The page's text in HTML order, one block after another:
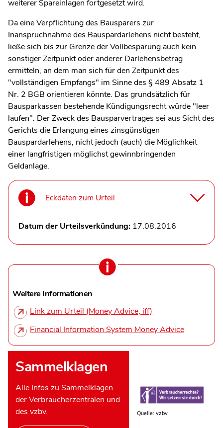
weiterer Spareinlagen fortgesetzt wird.
Da eine Verpflichtung des Bausparers zur
Inanspruchnahme des Bauspardarlehens nicht besteht,
ließe sich bis zur Grenze der Vollbesparung auch kein
sonstiger Zeitpunkt oder anderer Darlehensbetrag
ermitteln, an dem man sich für den Zeitpunkt des
"vollständigen Empfangs" im Sinne des § 489 Absatz 1
Nr. 2 BGB orientieren könnte. Das grundsätzlich für
Bausparkassen bestehende Kündigungsrecht würde "leer
laufen". Der Zweck des Bausparvertrages sei aus Sicht des
Gerichts die Erlangung eines zinsgünstigen
Bauspardarlehens, nicht jedoch (auch) die Möglichkeit
einer langfristigen möglichst gewinnbringenden
Geldanlage.
Eckdaten zum Urteil
Datum der Urteilsverkündung: 17.08.2016
Weitere Informationen
Link zum Urteil (Money Advice, iff)
Financial Information System Money Advice
Sammelklagen
Alle Infos zu Sammelklagen
der Verbraucherzentralen und
des vzbv.
Quelle: vzbv